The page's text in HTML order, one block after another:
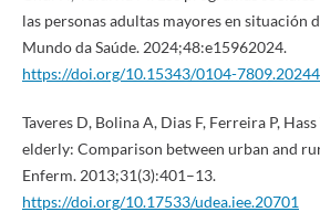
las personas adultas mayores en situación
Mundo da Saúde. 2024;48:e15962024.
https://doi.org/10.15343/0104-
Taveres D, Bolina A, Dias F, Ferreira P,
elderly: Comparison between urban and
Enferm. 2013;31(3):401–13.
https://doi.org/10.17533/udea.iee.20701